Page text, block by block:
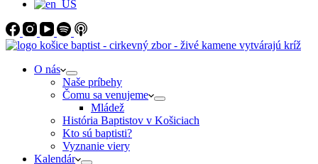
O nás
Naše príbehy
Čomu sa venujeme
Mládež
História Baptistov v Košiciach
Kto sú baptisti?
Vyznanie viery
Kalendár